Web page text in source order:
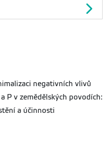
negativních vlivů
P v zemědělských povodích:
a účinnosti